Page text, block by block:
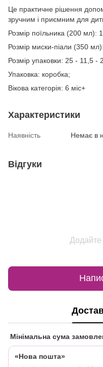
Це практичне рішення
зручним і приємним для
Розмір поїльника (200 мл):
Розмір миски-піали (350
Розмір упаковки: 25 - 11,5 -
Упаковка: коробка;
Вікова категорія: 6 міс+
Характеристики
Наявність Немає в
Відгуки
Додайте
Мінімальна сума
«Нова пошта»